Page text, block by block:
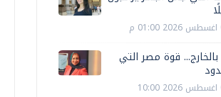
قوة مصر التي
الجمعة، 07 اغسطس 2026 10:00